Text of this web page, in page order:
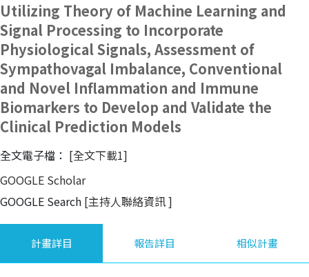
Utilizing Theory of Machine Learning and
Signal Processing to Incorporate
Physiological Signals, Assessment of
Sympathovagal Imbalance, Conventional
and Novel Inflammation and Immune
Biomarkers to Develop and Validate the
Clinical Prediction Models
全文電子檔： [全文下載1]
GOOGLE Scholar
GOOGLE Search [主持人聯絡資訊]
計畫詳目 報告詳目 相似計畫